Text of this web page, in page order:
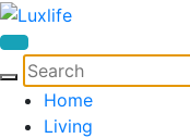
Home
Living